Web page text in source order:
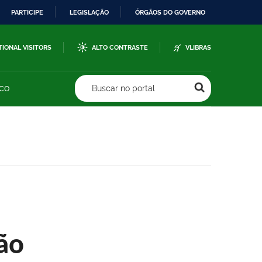
PARTICIPE LEGISLAÇÃO ÓRGÃOS DO GOVERNO
VISITORS ALTO CONTRASTE VLIBRAS
Buscar no portal